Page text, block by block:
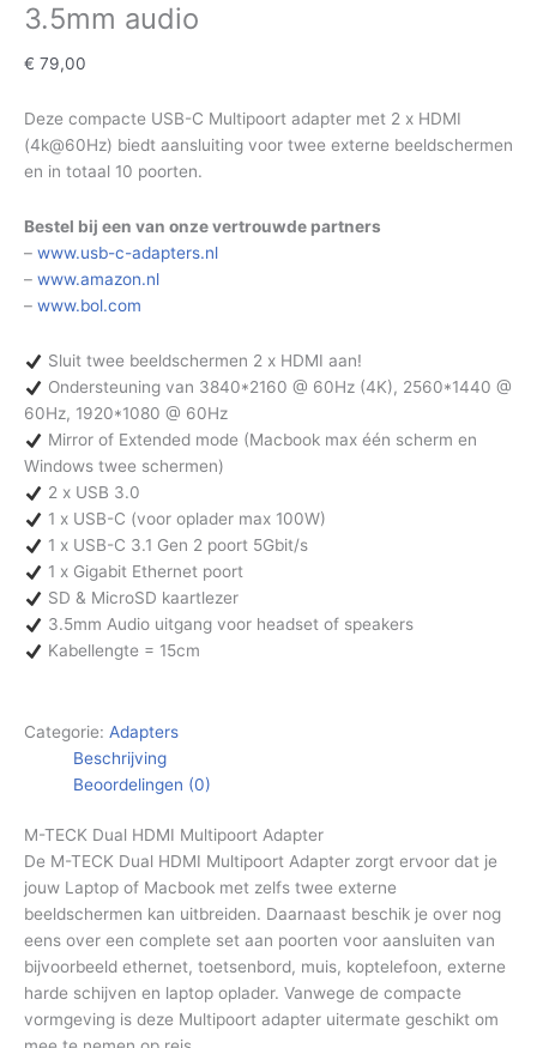
3.5mm audio
€ 79,00
Deze compacte USB-C Multipoort adapter met 2 x HDMI
(4k@60Hz) biedt aansluiting voor twee externe beeldschermen
en in totaal 10 poorten.
Bestel bij een van onze vertrouwde partners
– www.usb-c-adapters.nl
– www.amazon.nl
– www.bol.com
Sluit twee beeldschermen 2 x HDMI aan!
Ondersteuning van 3840*2160 @ 60Hz (4K), 2560*1440 @
60Hz, 1920*1080 @ 60Hz
Mirror of Extended mode (Macbook max één scherm en
Windows twee schermen)
2 x USB 3.0
1 x USB-C (voor oplader max 100W)
1 x USB-C 3.1 Gen 2 poort 5Gbit/s
1 x Gigabit Ethernet poort
SD & MicroSD kaartlezer
3.5mm Audio uitgang voor headset of speakers
Kabellengte = 15cm
Categorie: Adapters
Beschrijving
Beoordelingen (0)
M-TECK Dual HDMI Multipoort Adapter
De M-TECK Dual HDMI Multipoort Adapter zorgt ervoor dat je
jouw Laptop of Macbook met zelfs twee externe
beeldschermen kan uitbreiden. Daarnaast beschik je over nog
eens over een complete set aan poorten voor aansluiten van
bijvoorbeeld ethernet, toetsenbord, muis, koptelefoon, externe
harde schijven en laptop oplader. Vanwege de compacte
vormgeving is deze Multipoort adapter uitermate geschikt om